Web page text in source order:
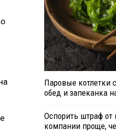
Паровые котлетки
обед и запеканка
Оспорить штраф
компании проще,